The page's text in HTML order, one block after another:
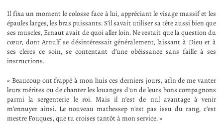
Il fixa un moment le colosse face à lui, appréciant le visage massif et les
épaules larges, les bras puissants. S’il savait utiliser sa tête aussi bien que
ses muscles, Ernaut avait de quoi aller loin. Ne restait que la question du
cœur, dont Arnulf se désintéressait généralement, laissant à Dieu et à
ses clercs ce soin, se contentant d’une obéissance sans faille à ses
instructions.
« Beaucoup ont frappé à mon huis ces derniers jours, afin de me vanter
leurs mérites ou de chanter les louanges d’un de leurs bons compagnons
parmi la sergenterie le roi. Mais il n’est de nul avantage à venir
m’ennuyer ainsi. Le nouveau mathessep n’est pas issu du rang, c’est
mestre Fouques, que tu croises tantôt à mon service. »